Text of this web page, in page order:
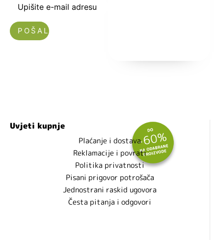
Upišite e-mail adresu
Uvjeti kupnje
Plaćanje i dostava
Reklamacije i povrati
Politika privatnosti
Pisani prigovor potrošača
Jednostrani raskid ugovora
Česta pitanja i odgovori